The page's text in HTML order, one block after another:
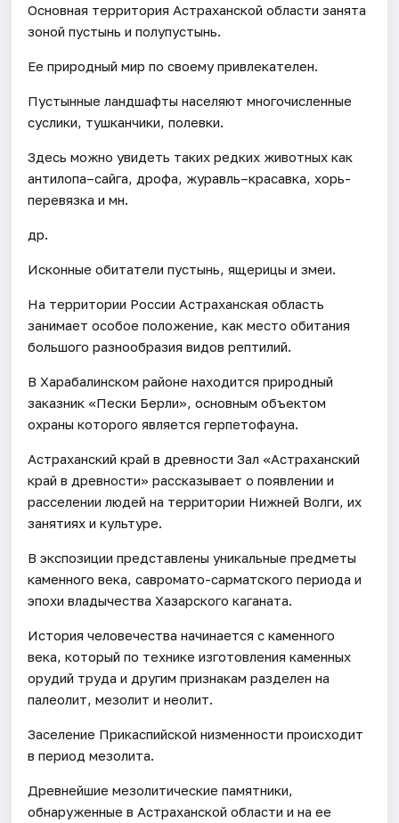
Основная территория Астраханской области занята
зоной пустынь и полупустынь.
Ее природный мир по своему привлекателен.
Пустынные ландшафты населяют многочисленные
суслики, тушканчики, полевки.
Здесь можно увидеть таких редких животных как
антилопа–сайга, дрофа, журавль–красавка, хорь-
перевязка и мн.
др.
Исконные обитатели пустынь, ящерицы и змеи.
На территории России Астраханская область
занимает особое положение, как место обитания
большого разнообразия видов рептилий.
В Харабалинском районе находится природный
заказник «Пески Берли», основным объектом
охраны которого является герпетофауна.
Астраханский край в древности Зал «Астраханский
край в древности» рассказывает о появлении и
расселении людей на территории Нижней Волги, их
занятиях и культуре.
В экспозиции представлены уникальные предметы
каменного века, савромато-сарматского периода и
эпохи владычества Хазарского каганата.
История человечества начинается с каменного
века, который по технике изготовления каменных
орудий труда и другим признакам разделен на
палеолит, мезолит и неолит.
Заселение Прикаспийской низменности происходит
в период мезолита.
Древнейшие мезолитические памятники,
обнаруженные в Астраханской области и на ее